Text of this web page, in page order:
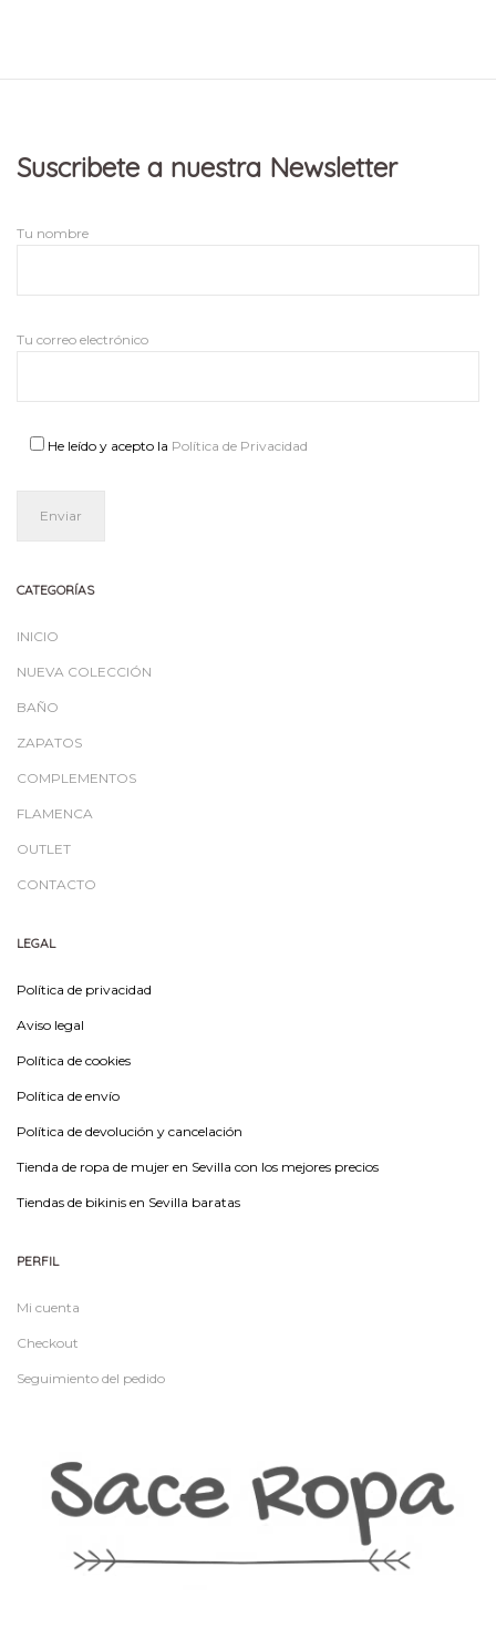
Suscribete a nuestra Newsletter
Tu nombre
Tu correo electrónico
He leído y acepto la Política de Privacidad
CATEGORÍAS
INICIO
NUEVA COLECCIÓN
BAÑO
ZAPATOS
COMPLEMENTOS
FLAMENCA
OUTLET
CONTACTO
LEGAL
Política de privacidad
Aviso legal
Política de cookies
Política de envío
Política de devolución y cancelación
Tienda de ropa de mujer en Sevilla con los mejores precios
Tiendas de bikinis en Sevilla baratas
PERFIL
Mi cuenta
Checkout
Seguimiento del pedido